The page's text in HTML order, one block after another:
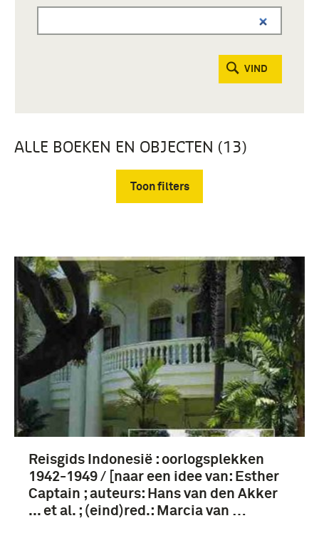
VIND
ALLE BOEKEN EN OBJECTEN (13)
Toon filters
boek (13)
Bersiap-periode (1945-1946) (13)
Japanse bezetting van Nederlands-Indië (1942-
1945) (5)
Indonesische onafhankelijkheidsstrijd (1945-
1949) (4)
Reisgids Indonesië : oorlogsplekken
1942-1949 / [naar een idee van: Esther
Captain ; auteurs: Hans van den Akker
... et al. ; (eind)red.: Marcia van …